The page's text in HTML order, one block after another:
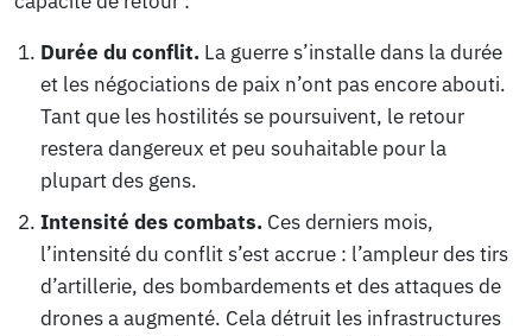
Durée du conflit. La guerre s’installe dans la durée
et les négociations de paix n’ont pas encore abouti.
Tant que les hostilités se poursuivent, le retour
restera dangereux et peu souhaitable pour la
plupart des gens.
Intensité des combats. Ces derniers mois,
l’intensité du conflit s’est accrue : l’ampleur des tirs
d’artillerie, des bombardements et des attaques de
drones a augmenté. Cela détruit les infrastructures